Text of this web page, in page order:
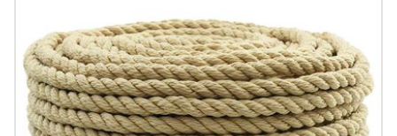
#sharemevidaxl